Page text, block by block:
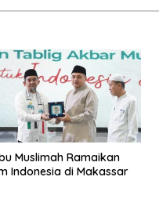
Muslimah Ramaikan
Indonesia di Makassar